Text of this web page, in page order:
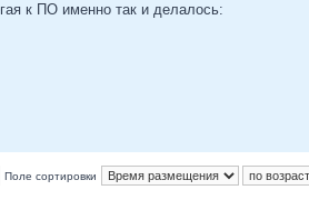
к ПО именно так и делалось:
Поле сортировки